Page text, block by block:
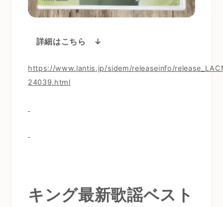
詳細はこちら ↓
https://www.lantis.jp/sidem/releaseinfo/
24039.html
キング最新歌謡ベスト